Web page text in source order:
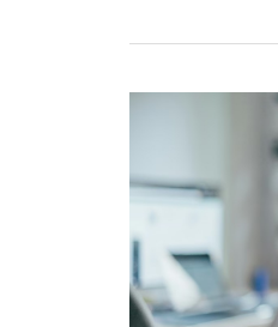
Σπυριδούλα
LexiGram, ένα
αξιολόγησης
διαταραχών σε
αφασία. Η αφασία